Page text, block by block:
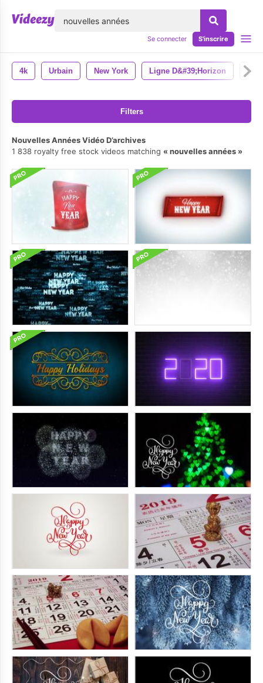
Se connecter S'inscrire
4k Urbain New York Ligne D&#39;horizon Nyc
Filters
Nouvelles Années Vidéo D’archives
1 838 royalty free stock videos matching
nouvelles années